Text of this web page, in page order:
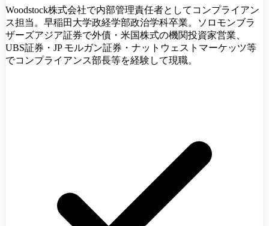
Woodstock株式会社で内部管理責任者としてコンプライアン
ス担当。早稲田大学政経学部政治学科卒業。ソロモンブラ
ザーズアジア証券で外債・米国株式の機関投資家営業、
UBS証券・JP モルガン証券・ナットウェストマーケッツ等
でコンプライアンス部長等を経験して現職。